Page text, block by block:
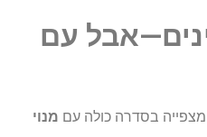
עם
מצפייה בסדרה כולה עם מנוי